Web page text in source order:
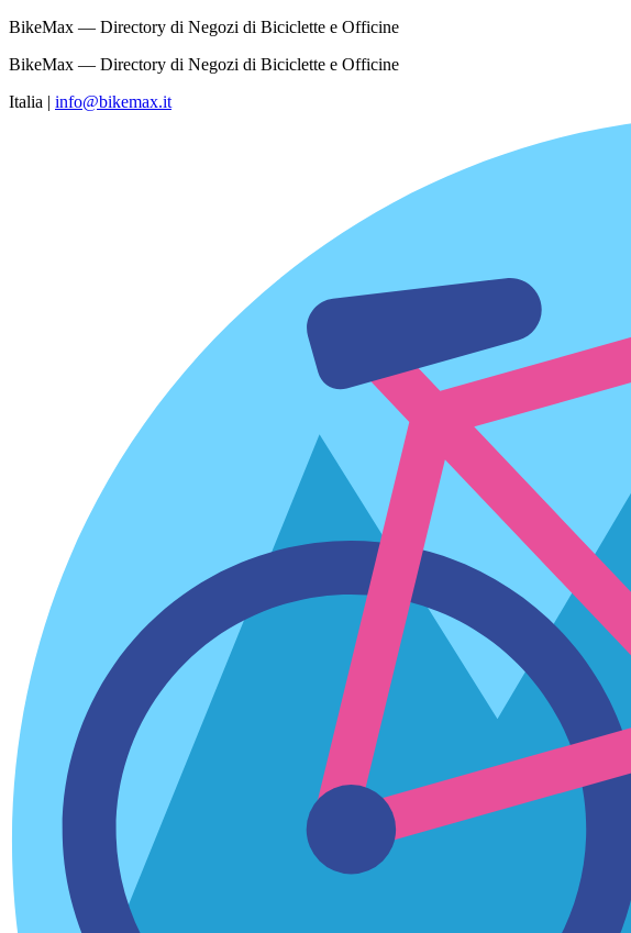
BikeMax — Directory di Negozi di Biciclette e Officine
BikeMax — Directory di Negozi di Biciclette e Officine
Italia | info@bikemax.it